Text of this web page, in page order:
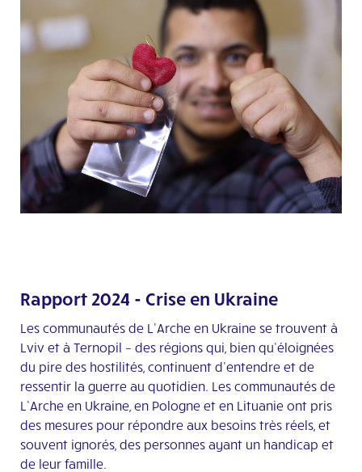
Rapport 2024 - Crise en Ukraine
Les communautés de L’Arche en Ukraine se trouvent à
Lviv et à Ternopil – des régions qui, bien qu’éloignées
du pire des hostilités, continuent d’entendre et de
ressentir la guerre au quotidien. Les communautés de
L’Arche en Ukraine, en Pologne et en Lituanie ont pris
des mesures pour répondre aux besoins très réels, et
souvent ignorés, des personnes ayant un handicap et
de leur famille.